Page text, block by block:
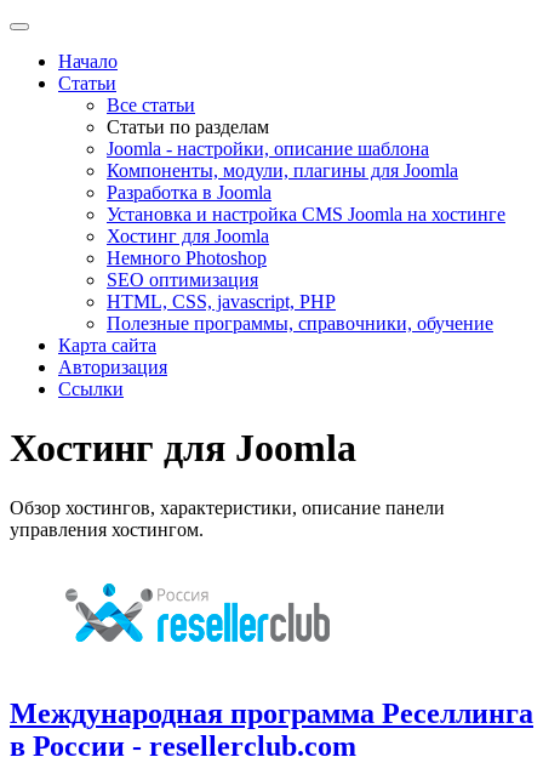
Начало
Статьи
Все статьи
Статьи по разделам
Joomla - настройки, описание шаблона
Компоненты, модули, плагины для Joomla
Разработка в Joomla
Установка и настройка CMS Joomla на хостинге
Хостинг для Joomla
Немного Photoshop
SEO оптимизация
HTML, CSS, javascript, PHP
Полезные программы, справочники, обучение
Карта сайта
Авторизация
Ссылки
Хостинг для Joomla
Обзор хостингов, характеристики, описание панели
управления хостингом.
Международная программа Реселлинга
в России - resellerclub.com